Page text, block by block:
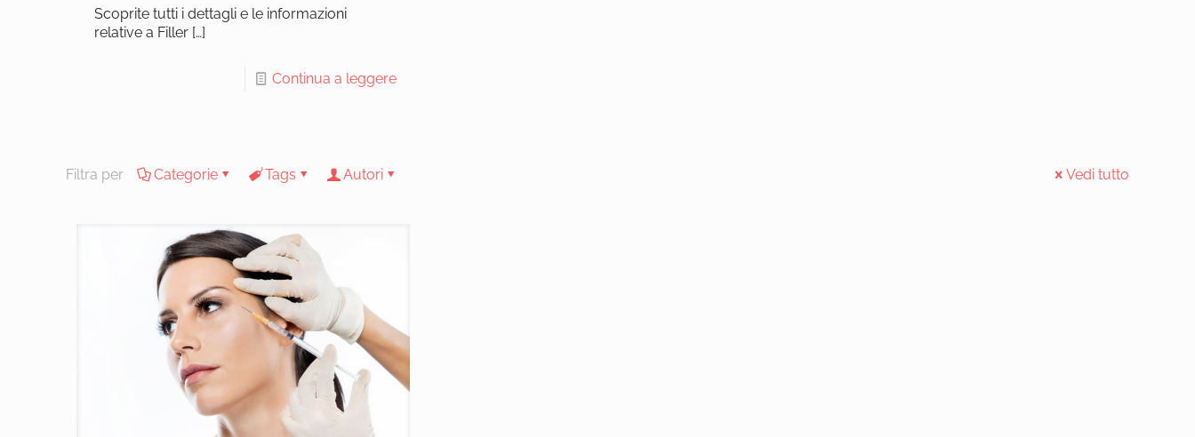
Scoprite tutti i dettagli e le informazioni
relative a Filler[…]
Continua a leggere
Filtra per Categorie Tags Autori Vedi tutto